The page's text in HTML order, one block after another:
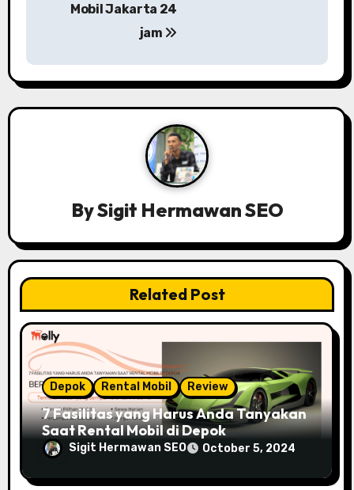
n
a
a
t
i
o
n
Mobil Jakarta 24
jam
BySigit Hermawan SEO
Related Post
Depok Rental Mobil Review
7 Fasilitas yang Harus Anda Tanyakan
Saat Rental Mobil di Depok
Sigit Hermawan SEO October 5, 2024